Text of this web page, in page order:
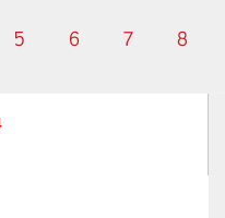
5 6 7 8